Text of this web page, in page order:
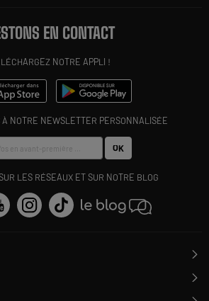
EN CONTACT
NOTRE APPLI !
À NOTRE NEWSLETTER PERSONNALISÉE
OK
LES RÉSEAUX ET SUR NOTRE BLOG